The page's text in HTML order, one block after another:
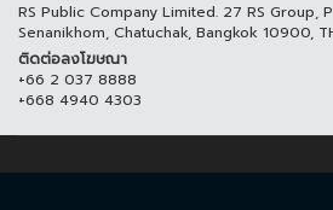
RS Public Company Limited. 27 RS Group,
Senanikhom, Chatuchak, Bangkok 10900,
ติดต่อลงโฆษณา
+66 2 037 8888
+668 4940 4303
© COPYRIGHT 2017 THAICH8.COM,